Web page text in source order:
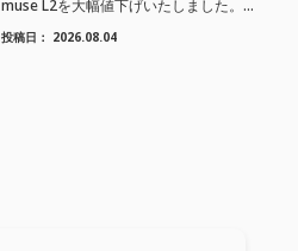
muse L2を大幅値下げいたしました。｜
HELICAM STORE
投稿日： 2026.08.04